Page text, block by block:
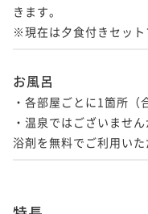
きます。
※現在は夕食付きセット
お風呂
・各部屋ごとに1箇所（
・温泉ではございませ
浴剤を無料でご利用いた